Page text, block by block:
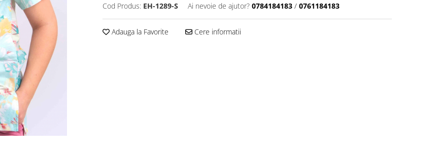
Cod Produs: EH-1289-S Ai nevoie de ajutor? 0784184183 / 0761184183
Adauga la Favorite Cere informatii